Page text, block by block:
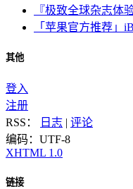
『极致全球杂志体
「苹果官方推荐」
其他
登入
注册
RSS：
日志 | 评论
编码：UTF-8
XHTML 1.0
链接